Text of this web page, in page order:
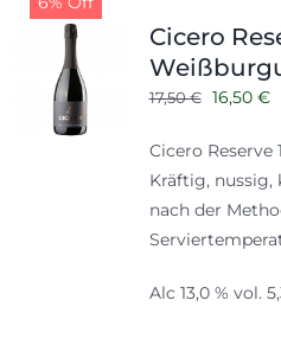
Tabak
Zubehör
Cicero
17,50€
war:
17,50 €
16,50 €
Cicero Reserve
Kräftig, nussig,
nach der
Alc 13,0 % vol.